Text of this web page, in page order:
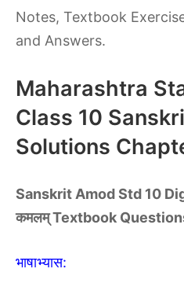
Notes, Textbook
and Answers.
Maharashtra
Class 10
Solutions
Sanskrit Amod Std 10
कमलम् Textbook
भाषाभ्यास: